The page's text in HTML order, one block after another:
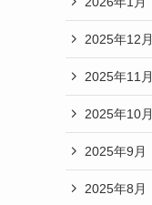
2025年12月
2025年11月
2025年10月
2025年9月
2025年8月